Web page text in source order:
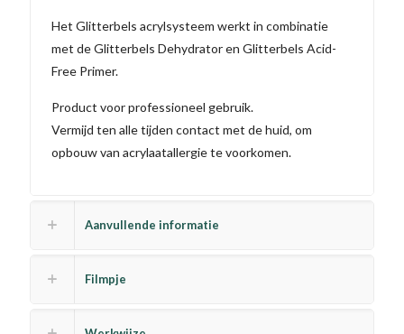
Het Glitterbels acrylsysteem werkt in combinatie
met de Glitterbels Dehydrator en Glitterbels Acid-
Free Primer.
Product voor professioneel gebruik.
Vermijd ten alle tijden contact met de huid, om
opbouw van acrylaatallergie te voorkomen.
Aanvullende informatie
Filmpje